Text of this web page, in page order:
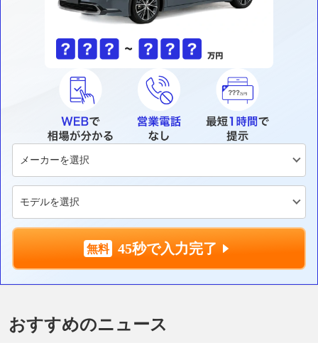
45秒で入力完了
おすすめのニュース